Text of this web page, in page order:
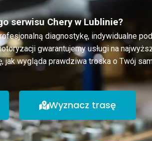
serwisu Chery w Lublinie?
diagnostykę, indywidualne
gwarantujemy usługi na
jak wygląda prawdziwa troska o Twój
Wyznacz trasę